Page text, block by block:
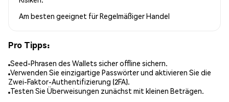
Am besten geeignet fürRegelmäßiger Handel
Pro Tipps:
Seed-Phrasen des Wallets sicher offline sichern.
Verwenden Sie einzigartige Passwörter und aktivieren Sie die
Zwei-Faktor-Authentifizierung (2FA).
Testen Sie Überweisungen zunächst mit kleinen Beträgen.